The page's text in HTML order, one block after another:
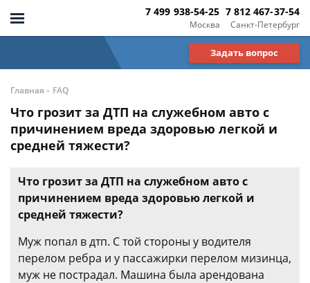
Москва
7 499 938-54-25
Санкт-Петербург
7 812 467-37-54
Задать вопрос
Главная - FAQ
Что грозит за ДТП на служебном авто с
причинением вреда здоровью легкой и
средней тяжести?
Что грозит за ДТП на служебном авто с
причинением вреда здоровью легкой и
средней тяжести?
Муж попал в дтп. С той стороны у водителя
перелом ребра и у пассажирки перелом мизинца,
муж не пострадал. Машина была арендована